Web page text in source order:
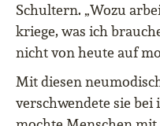
Schultern. „Wozu
kriege, was ich
nicht von heute auf
Mit diesen
verschwendete sie